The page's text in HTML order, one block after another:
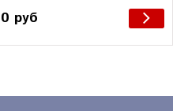
0 руб